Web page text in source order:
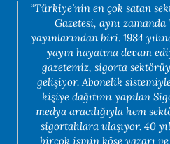
“Türkiye’nin en çok satan
Gazetesi, aynı
yayınlarından biri. 1984
yayın hayatına devam
gazetemiz, sigorta
gelişiyor. Abonelik
kişiye dağıtımı yapılan
medya aracılığıyla hem
sigortalılara ulaşıyor. 40
birçok ismin köşe yazarı